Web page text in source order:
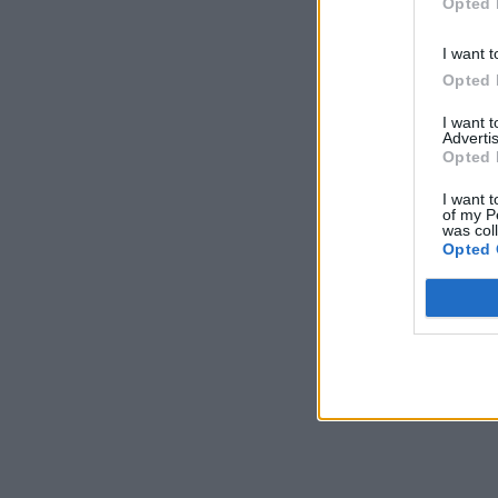
I want
Opted
I want
Opted
I want
of my
was
Opted